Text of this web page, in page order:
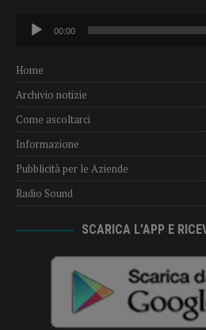
Audio
Player
00:00
Home
Archivio notizie
Come ascoltarci
Informazione
Pubblicità per le Aziende
Radio Sound
SCARICA L’APP E